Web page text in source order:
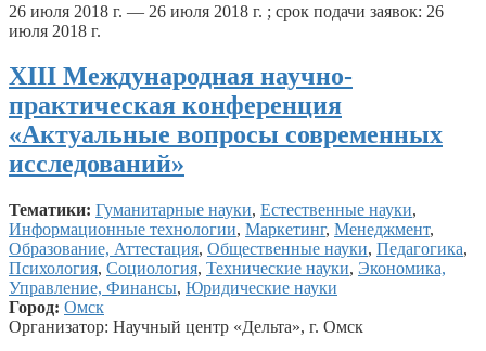
26 июля 2018 г. — 26 июля 2018 г. ; срок подачи заявок: 26
июля 2018 г.
XIII Международная научно-
практическая конференция
«Актуальные вопросы современных
исследований»
Тематики: Гуманитарные науки, Естественные науки,
Информационные технологии, Маркетинг, Менеджмент,
Образование, Аттестация, Общественные науки, Педагогика,
Психология, Социология, Технические науки, Экономика,
Управление, Финансы, Юридические науки
Город: Омск
Организатор: Научный центр «Дельта», г. Омск